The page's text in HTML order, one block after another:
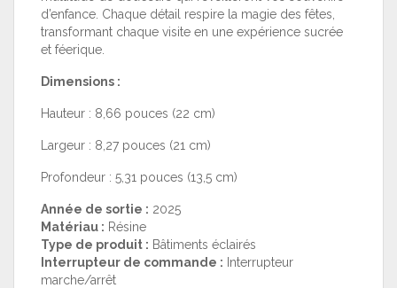
d’enfance. Chaque détail respire la magie des fêtes,
transformant chaque visite en une expérience sucrée
et féerique.
Dimensions :
Hauteur : 8,66 pouces (22 cm)
Largeur : 8,27 pouces (21 cm)
Profondeur : 5,31 pouces (13,5 cm)
Année de sortie : 2025
Matériau : Résine
Type de produit : Bâtiments éclairés
Interrupteur de commande : Interrupteur
marche/arrêt